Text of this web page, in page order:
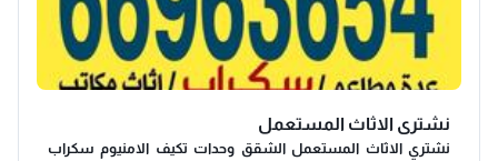
نشتري الاثاث المستعمل
نشتري الاثاث المستعمل الشقق وحدات تكيف الامنيوم سكراب